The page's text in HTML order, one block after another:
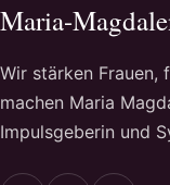
Maria-
Wir stärken Frauen,
machen Maria
Impulsgeberin und